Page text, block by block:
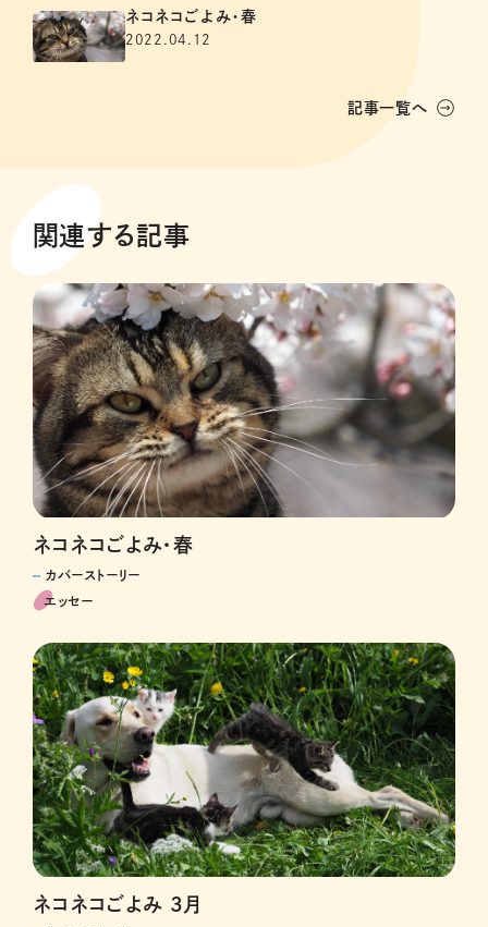
ネコネコごよみ・春
2022.04.12
記事一覧へ
関連する記事
ネコネコごよみ・春
カバーストーリー
エッセー
ネコネコごよみ 3月